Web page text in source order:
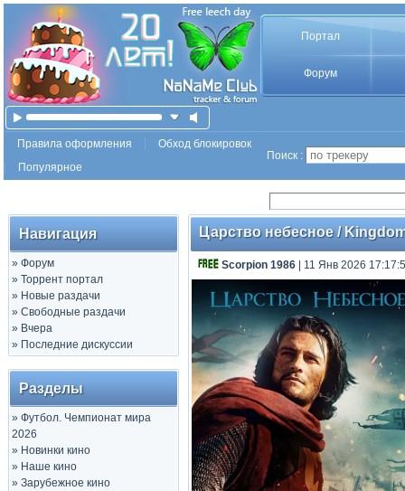
Портал
Форум
Правила оформления
Обход блокировок
Популярное
Поиск :
Навигация
» Форум
» Торрент портал
» Новые раздачи
» Свободные раздачи
» Вчера
» Последние дискуссии
Разделы
» Футбол. Чемпионат мира
2026
» Новинки кино
» Наше кино
» Зарубежное кино
Царство небесное /
Scorpion 1986 | 11 Янв 2026